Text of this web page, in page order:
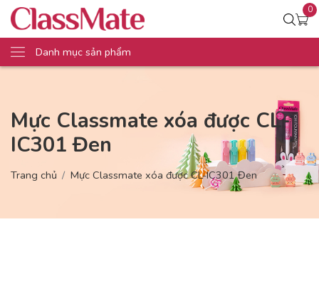
0
Danh mục sản phẩm
Mực Classmate xóa được CL-
IC301 Đen
Trang chủ Mực Classmate xóa được CL-IC301 Đen